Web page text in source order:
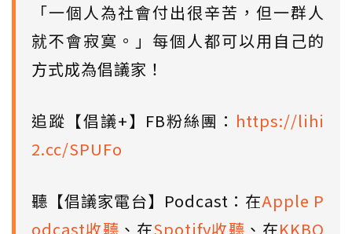
「一個人為社會付出很辛苦，但一群人
就不會寂寞。」每個人都可以用自己的
方式成為倡議家！
追蹤【倡議+】FB粉絲團： https://lihi
2.cc/SPUFo
聽【倡議家電台】Podcast：在Apple P
odcast收聽 、在Spotify收聽 、在KKBO